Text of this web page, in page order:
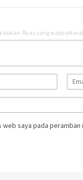
Ruas yang wajib
web saya pada